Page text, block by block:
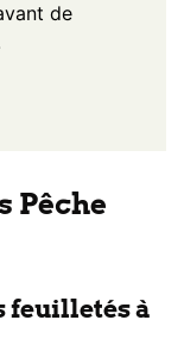
de
Pêche
feuilletés à